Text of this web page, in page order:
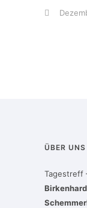
ÜBER UNS
Tagestreff